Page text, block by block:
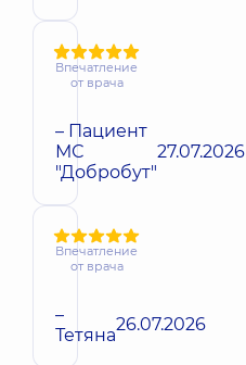
Впечатление
от врача
– Пациент
МС
"Добробут"
27.07.2026
Впечатление
от врача
–
Тетяна26.07.2026